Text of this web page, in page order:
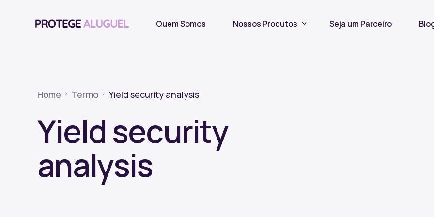
Quem Somos Nossos Produtos Seja um Parceiro
Home Termo Yield security analysis
Yield security
analysis